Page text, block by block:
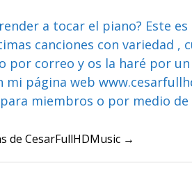
a tocar el piano? Este
canciones con variedad ,
por correo y os la haré por
mi página web
miembros o por medio de
de CesarFullHDMusic →